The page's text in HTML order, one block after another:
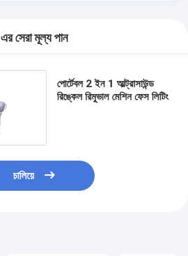
এর সেরা মূল্য পান
পোর্টেবল 2 ইন 1 আল্ট্রাসাউন্ড
রিঙ্কেল রিমুভাল মেশিন ফেস লিটিং
চালিয়ে